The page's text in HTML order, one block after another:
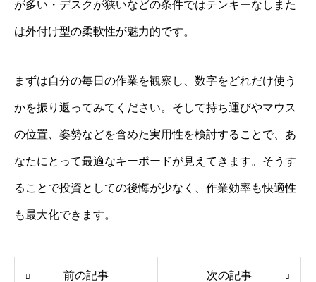
が多い・デスクが狭いなどの条件ではテンキーなしまた
は外付け型の柔軟性が魅力的です。
まずは自分の毎日の作業を観察し、数字をどれだけ使う
かを振り返ってみてください。そして持ち運びやマウス
の位置、姿勢などを含めた実用性を検討することで、あ
なたにとって最適なキーボードが見えてきます。そうす
ることで投資としての後悔が少なく、作業効率も快適性
も最大化できます。
前の記事 次の記事